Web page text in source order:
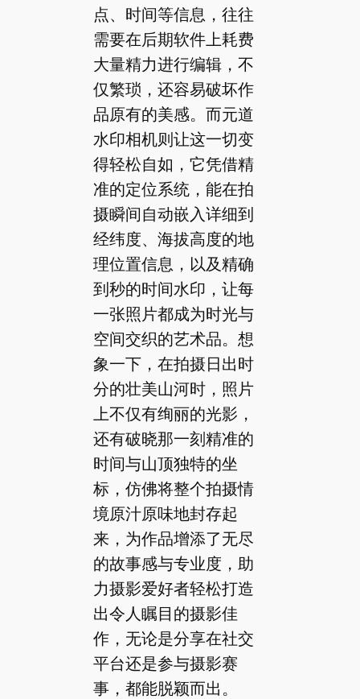
点、时间等信息，往往
需要在后期软件上耗费
大量精力进行编辑，不
仅繁琐，还容易破坏作
品原有的美感。而元道
水印相机则让这一切变
得轻松自如，它凭借精
准的定位系统，能在拍
摄瞬间自动嵌入详细到
经纬度、海拔高度的地
理位置信息，以及精确
到秒的时间水印，让每
一张照片都成为时光与
空间交织的艺术品。想
象一下，在拍摄日出时
分的壮美山河时，照片
上不仅有绚丽的光影，
还有破晓那一刻精准的
时间与山顶独特的坐
标，仿佛将整个拍摄情
境原汁原味地封存起
来，为作品增添了无尽
的故事感与专业度，助
力摄影爱好者轻松打造
出令人瞩目的摄影佳
作，无论是分享在社交
平台还是参与摄影赛
事，都能脱颖而出。